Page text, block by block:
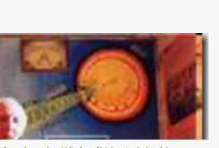
Bang e l'Universo inflazionario, ha dei
difficilmente sormontabili che sono tali da
il miglioramento delle osservazioni
un giorno chiarirne l'origine e la sua
chiarita l'origine e il meccanismo di
primordiale saremo qui di nuovo a
l'Universo? D'altra parte sono le